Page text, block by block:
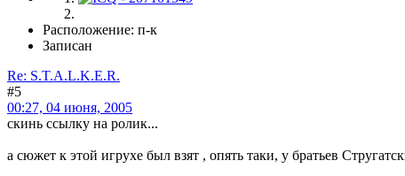
Расположение: п-к
Записан
Re: S.T.A.L.K.E.R.
#5
00:27, 04 июня, 2005
скинь ссылку на ролик...
а сюжет к этой игрухе был взят , опять таки, у братьев